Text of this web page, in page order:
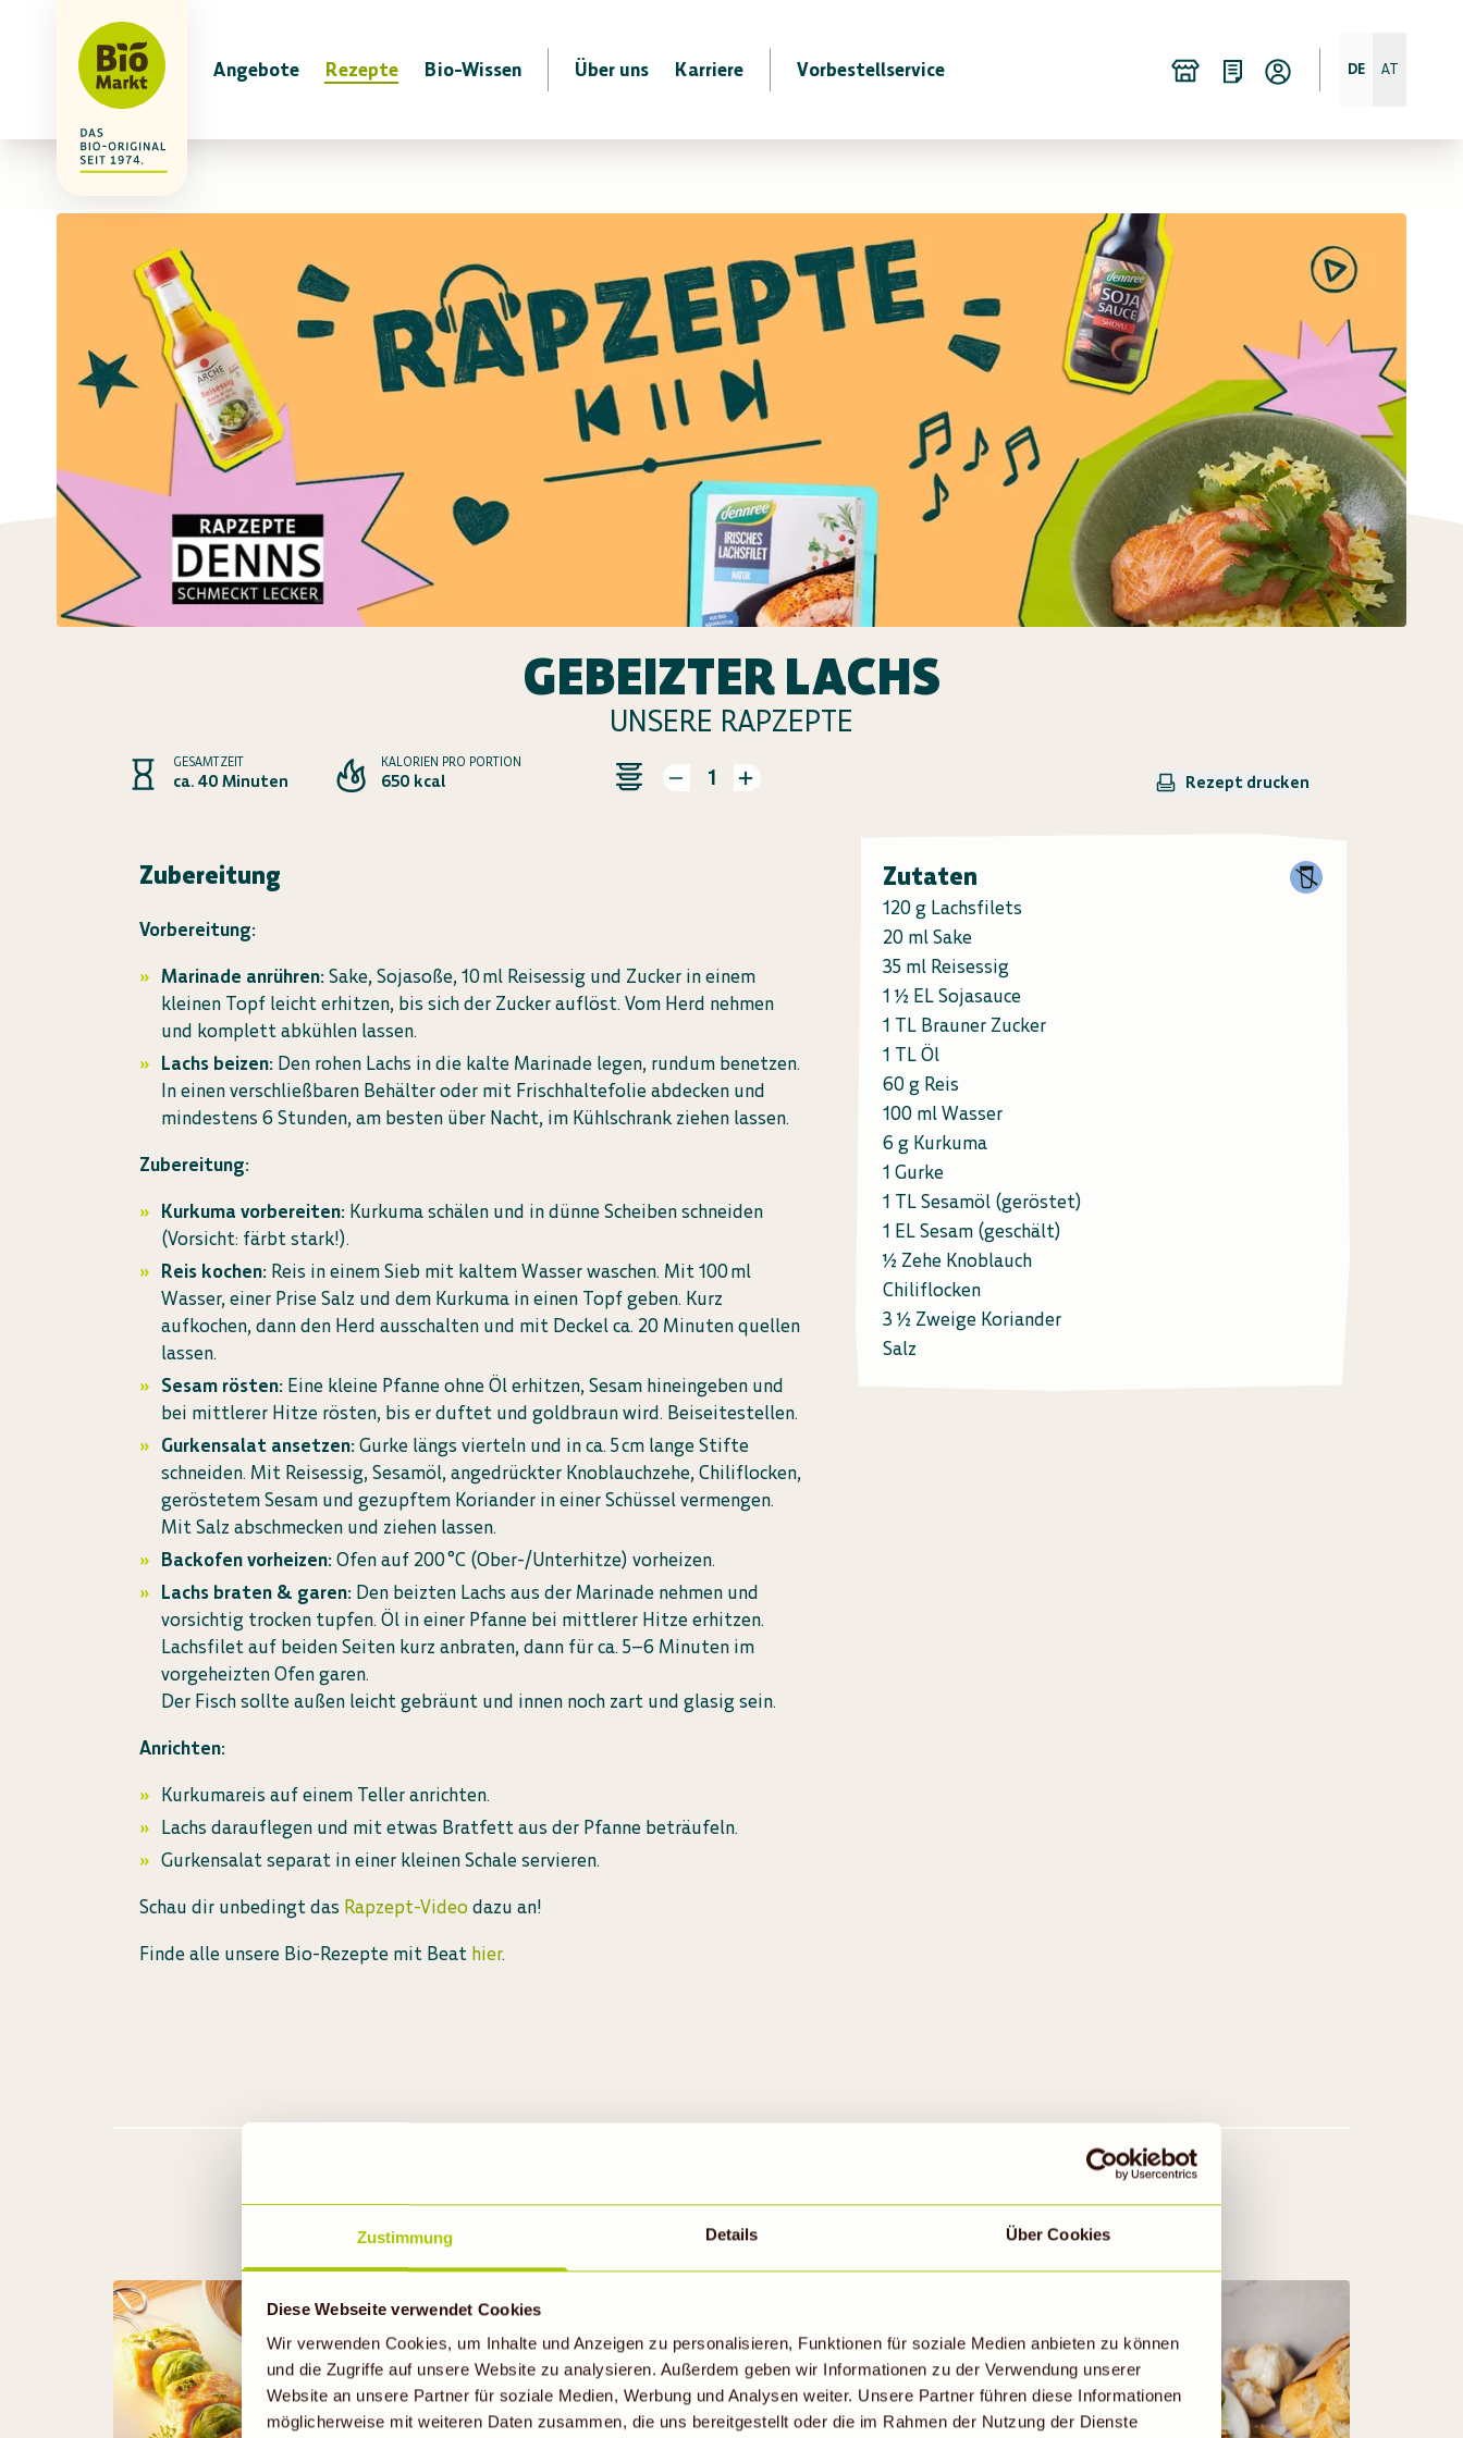
Zustimmung Details Über Cookies
Diese Webseite verwendet Cookies
Wir verwenden Cookies, um Inhalte und Anzeigen zu personalisieren, Funktionen für soziale Medien anbieten zu können
und die Zugriffe auf unsere Website zu analysieren. Außerdem geben wir Informationen zu der Verwendung unserer
Website an unsere Partner für soziale Medien, Werbung und Analysen weiter. Unsere Partner führen diese Informationen
möglicherweise mit weiteren Daten zusammen, die uns bereitgestellt oder die im Rahmen der Nutzung der Dienste
Angebote Rezepte Bio-Wissen Über uns Karriere Vorbestellservice DE AT
GEBEIZTER LACHS
UNSERE RAPZEPTE
GESAMTZEIT
ca. 40 Minuten
KALORIEN PRO PORTION
650 kcal 1 Rezept drucken
Zutaten
120 g Lachsfilets
20 ml Sake
35 ml Reisessig
1 ½ EL Sojasauce
1 TL Brauner Zucker
1 TL Öl
60 g Reis
100 ml Wasser
6 g Kurkuma
1 Gurke
1 TL Sesamöl (geröstet)
1 EL Sesam (geschält)
½ Zehe Knoblauch
Chiliflocken
3 ½ Zweige Koriander
Salz
Zubereitung
Vorbereitung:
Marinade anrühren:Sake, Sojasoße, 10 ml Reisessig und Zucker in einem
kleinen Topf leicht erhitzen, bis sich der Zucker auflöst. Vom Herd nehmen
und komplett abkühlen lassen.
Lachs beizen: Den rohen Lachs in die kalte Marinade legen, rundum benetzen.
In einen verschließbaren Behälter oder mit Frischhaltefolie abdecken und
mindestens 6 Stunden, am besten über Nacht, im Kühlschrank ziehen lassen.
Zubereitung:
Kurkuma vorbereiten: Kurkuma schälen und in dünne Scheiben schneiden
(Vorsicht: färbt stark!).
Reis kochen: Reis in einem Sieb mit kaltem Wasser waschen. Mit 100 ml
Wasser, einer Prise Salz und dem Kurkuma in einen Topf geben. Kurz
aufkochen, dann den Herd ausschalten und mit Deckel ca. 20 Minuten quellen
lassen.
Sesam rösten: Eine kleine Pfanne ohne Öl erhitzen, Sesam hineingeben und
bei mittlerer Hitze rösten, bis er duftet und goldbraun wird. Beiseitestellen.
Gurkensalat ansetzen:Gurke längs vierteln und in ca. 5 cm lange Stifte
schneiden. Mit Reisessig, Sesamöl, angedrückter Knoblauchzehe, Chiliflocken,
geröstetem Sesam und gezupftem Koriander in einer Schüssel vermengen.
Mit Salz abschmecken und ziehen lassen.
Backofen vorheizen:Ofen auf 200 °C (Ober-/Unterhitze) vorheizen.
Lachs braten & garen: Den beizten Lachs aus der Marinade nehmen und
vorsichtig trocken tupfen. Öl in einer Pfanne bei mittlerer Hitze erhitzen.
Lachsfilet auf beiden Seiten kurz anbraten, dann für ca. 5–6 Minuten im
vorgeheizten Ofen garen.
Der Fisch sollte außen leicht gebräunt und innen noch zart und glasig sein.
Anrichten:
Kurkumareis auf einem Teller anrichten.
Lachs darauflegen und mit etwas Bratfett aus der Pfanne beträufeln.
Gurkensalat separat in einer kleinen Schale servieren.
Schau dir unbedingt das Rapzept-Videodazu an!
Finde alle unsere Bio-Rezepte mit Beat hier.
Probiere auch